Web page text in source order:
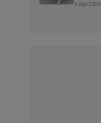
3 Ago 2026